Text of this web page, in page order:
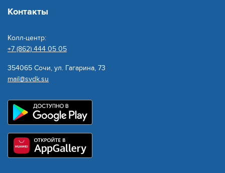
05 АВГУСТА 2026
Предприятие Сочинского Водоканала готово
к пиковым сезонным нагрузкам: бассейны
искусственного пополнения подземных вод
Контакты
Колл-центр:
+7 (862) 444 05 05
354065 Сочи, ул. Гагарина, 73
mail@svdk.su